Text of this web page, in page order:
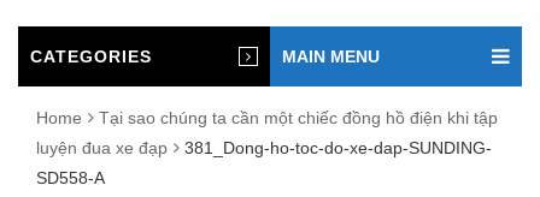
CATEGORIES MAIN MENU
Home
Tại sao chúng ta cần một chiếc đồng hồ điện khi tập
luyện đua xe đạp
381_Dong-ho-toc-do-xe-dap-SUNDING-
SD558-A